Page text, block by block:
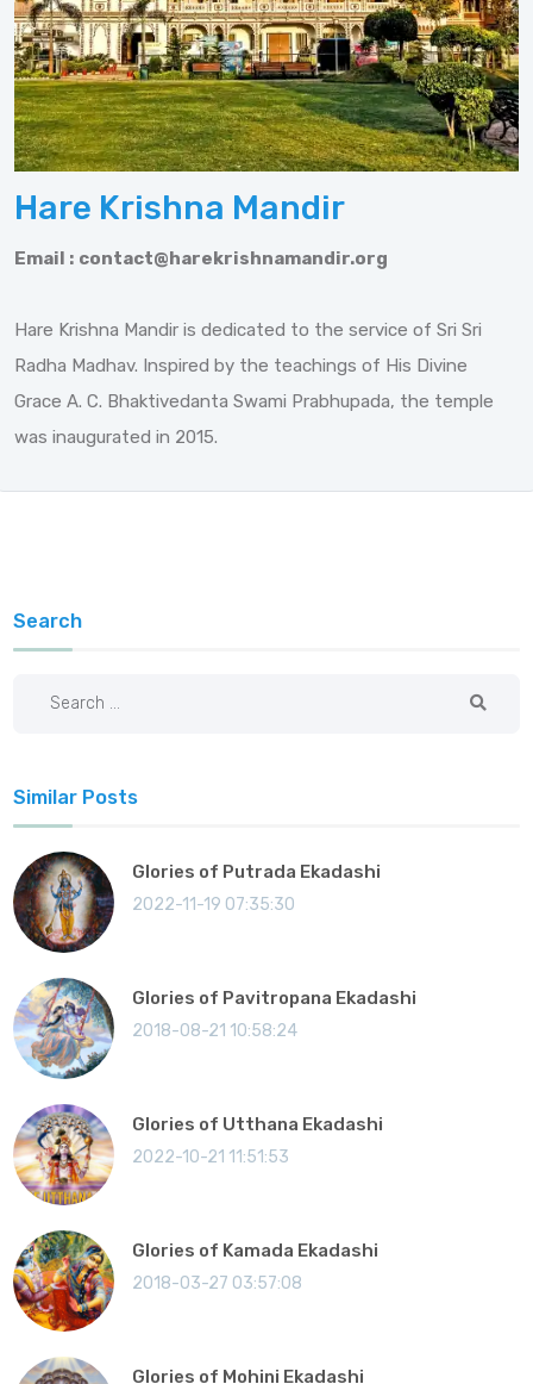
Hare Krishna Mandir
Email : contact@harekrishnamandir.org
Hare Krishna Mandir is dedicated to the service of Sri Sri
Radha Madhav. Inspired by the teachings of His Divine
Grace A. C. Bhaktivedanta Swami Prabhupada, the temple
was inaugurated in 2015.
Search
Similar Posts
Glories of Putrada Ekadashi
2022-11-19 07:35:30
Glories of Pavitropana Ekadashi
2018-08-21 10:58:24
Glories of Utthana Ekadashi
2022-10-21 11:51:53
Glories of Kamada Ekadashi
2018-03-27 03:57:08
Glories of Mohini Ekadashi